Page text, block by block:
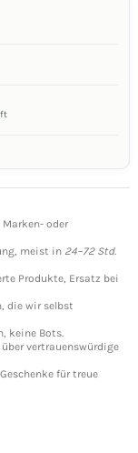
oder
meist in 24–72 Std.
Produkte, Ersatz bei
die wir selbst
keine Bots.
vertrauenswürdige
für treue